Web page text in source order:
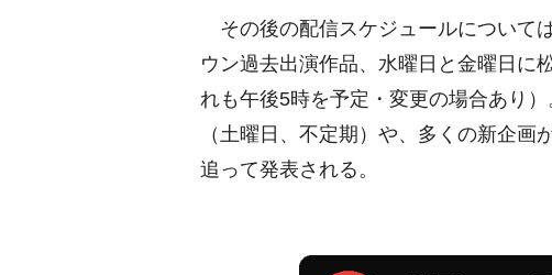
その後の配信スケジュールについて
ウン過去出演作品、水曜日と金曜日に
れも午後5時を予定・変更の場合あり
（土曜日、不定期）や、多くの新企
追って発表される。